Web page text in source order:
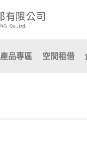
產品專區 空間租借